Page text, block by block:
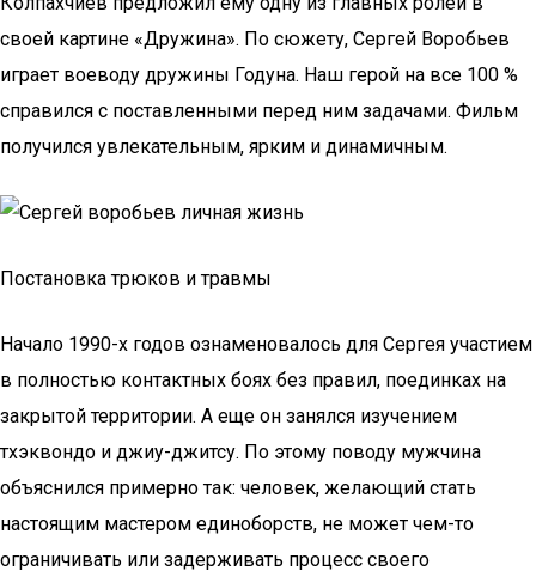
своей картине «Дружина». По сюжету, Сергей Воробьев
играет воеводу дружины Годуна. Наш герой на все 100 %
справился с поставленными перед ним задачами. Фильм
получился увлекательным, ярким и динамичным.
Постановка трюков и травмы
Начало 1990-х годов ознаменовалось для Сергея участием
в полностью контактных боях без правил, поединках на
закрытой территории. А еще он занялся изучением
тхэквондо и джиу-джитсу. По этому поводу мужчина
объяснился примерно так: человек, желающий стать
настоящим мастером единоборств, не может чем-то
ограничивать или задерживать процесс своего